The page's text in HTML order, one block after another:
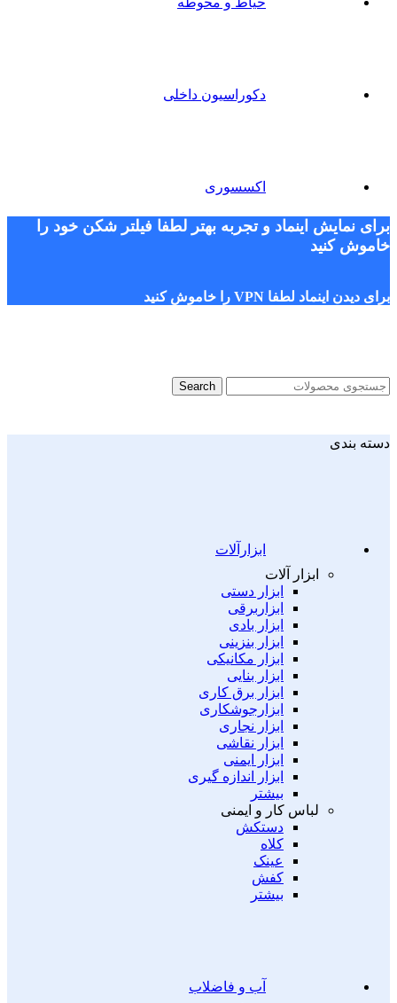
دکوراسیون داخلی
اکسسوری
برای نمایش اینماد و تجربه بهتر لطفا فیلتر شکن خود را
خاموش کنید
برای دیدن اینماد لطفا VPN را خاموش کنید
Search
دسته بندی
ابزارآلات
ابزار آلات
ابزار دستی
ابزاربرقی
ابزار بادی
ابزار بنزینی
ابزار مکانیکی
ابزار بنایی
ابزار برق کاری
ابزارجوشکاری
ابزار نجاری
ابزار نقاشی
ابزار ایمنی
ابزار اندازه گیری
بیشتر
لباس کار و ایمنی
دستکش
کلاه
عینک
کفش
بیشتر
آب و فاضلاب